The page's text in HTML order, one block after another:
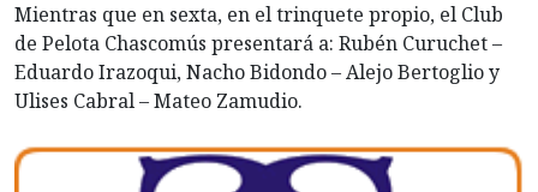
Mientras que en sexta, en el trinquete propio, el Club
de Pelota Chascomús presentará a: Rubén Curuchet –
Eduardo Irazoqui, Nacho Bidondo – Alejo Bertoglio y
Ulises Cabral – Mateo Zamudio.